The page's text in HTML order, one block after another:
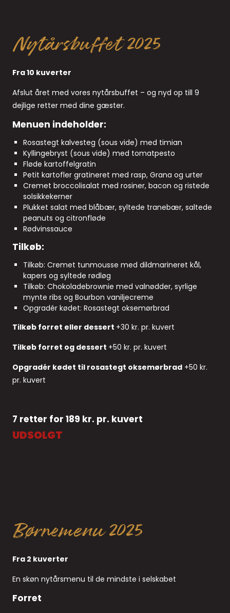
Nytårsbuffet 2025
Fra 10 kuverter
Afslut året med vores nytårsbuffet – og nyd op till 9
dejlige retter med dine gæster.
Menuen indeholder:
Rosastegt kalvesteg (sous vide) med timian
Kyllingebryst (sous vide) med tomatpesto
Fløde kartoffelgratin
Petit kartofler gratineret med rasp, Grana og urter
Cremet broccolisalat med rosiner, bacon og ristede
solsikkekerner
Plukket salat med blåbær, syltede tranebær, saltede
peanuts og citronfløde
Rødvinssauce
Tilkøb:
Tilkøb: Cremet tunmousse med dildmarineret kål,
kapers og syltede rødløg
Tilkøb: Chokoladebrownie med valnødder, syrlige
mynte ribs og Bourbon vaniljecreme
Opgradér kødet: Rosastegt oksemørbrad
Tilkøb forret eller dessert +30 kr. pr. kuvert
Tilkøb forret og dessert +50 kr. pr. kuvert
Opgradér kødet til rosastegt oksemørbrad +50 kr.
pr. kuvert
7 retter for 189 kr. pr. kuvert
UDSOLGT
Børnemenu 2025
Fra 2 kuverter
En skøn nytårsmenu til de mindste i selskabet
Forret